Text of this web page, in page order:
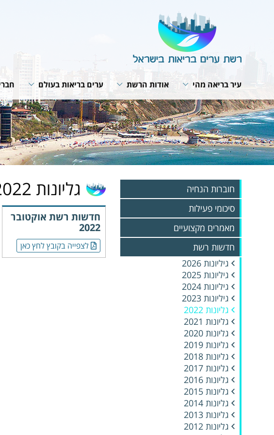
עיר בריאה מהי
תבנית פעולה
תפקיד המתאם
ועדת היגוי לעיר בריאה
פרופיל עירוני
תהליך תכנון עירוני
אודות הרשת
מבנה הרשת
חזון ומטרות
תפקיד הרשת
תקנון הרשת
הערכת הפעילות בערים
אמנת העיר הבריאה
ערים בריאות בעולם
תנאי חברות ברשת
האירופית של רשתות
תוכנית אסטרטגית של
רשת הרשתות
פעילות עולמית
מפגשי עבודה של הרשת
חוברות הנחיה
סיכומי פעילות
מאמרים מקצועיים
חדשות רשת
גיליונות 2026
גיליונות 2025
גיליונות 2024
גיליונות 2023
גליונות 2022
גליונות 2021
גליונות 2020
גליונות 2019
גליונות 2018
גליונות 2017
גליונות 2016
גליונות 2015
גליונות 2014
גליונות 2013
גליונות 2012
גליונות 2022
חדשות רשת אוקטובר
2022
לצפייה בקובץ לחץ כאן